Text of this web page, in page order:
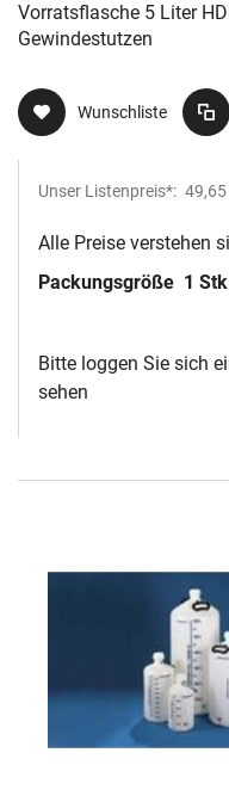
Vorratsflasche 5 Liter
Gewindestutzen
Wunschliste
Unser Listenpreis*: 49,65
Alle Preise verstehen
Packungsgröße 1 Stk
Bitte loggen Sie sich
sehen